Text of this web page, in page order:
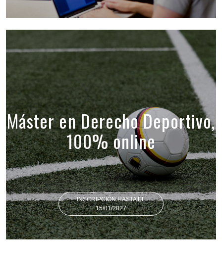
Máster en Derecho Deportivo,
100% online
INSCRIPCIÓN HASTA EL
15/01/2027